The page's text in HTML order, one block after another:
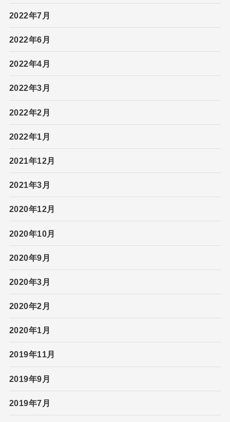
2022年7月
2022年6月
2022年4月
2022年3月
2022年2月
2022年1月
2021年12月
2021年3月
2020年12月
2020年10月
2020年9月
2020年3月
2020年2月
2020年1月
2019年11月
2019年9月
2019年7月